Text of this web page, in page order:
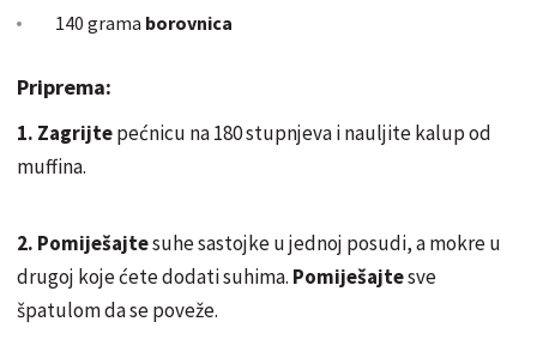
140 grama borovnica
Priprema:
1. Zagrijtepećnicu na 180 stupnjeva i nauljite kalup od
muffina.
2. Pomiješajtesuhe sastojke u jednoj posudi, a mokre u
drugoj koje ćete dodati suhima. Pomiješajtesve
špatulom da se poveže.